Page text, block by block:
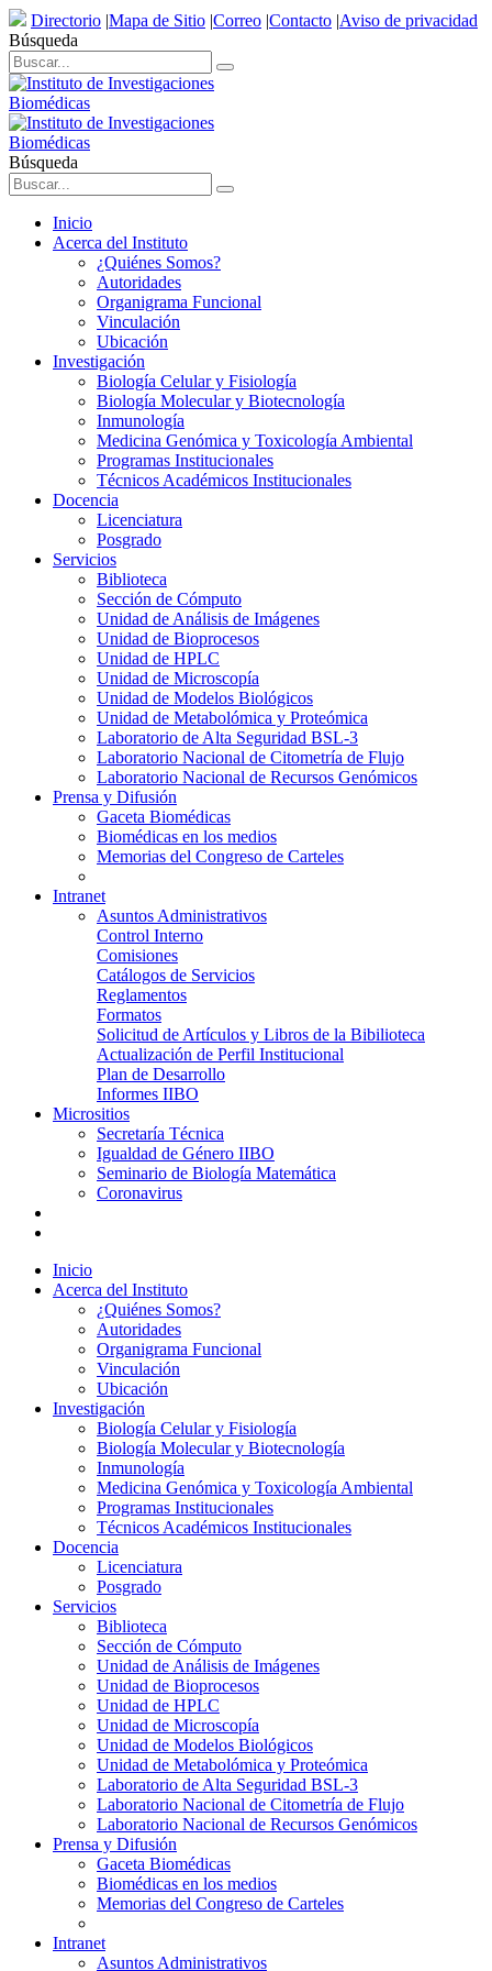
Directorio |Mapa de Sitio |Correo |Contacto |Aviso de privacidad
Búsqueda
Búsqueda
Inicio
Acerca del Instituto
¿Quiénes Somos?
Autoridades
Organigrama Funcional
Vinculación
Ubicación
Investigación
Biología Celular y Fisiología
Biología Molecular y Biotecnología
Inmunología
Medicina Genómica y Toxicología Ambiental
Programas Institucionales
Técnicos Académicos Institucionales
Docencia
Licenciatura
Posgrado
Servicios
Biblioteca
Sección de Cómputo
Unidad de Análisis de Imágenes
Unidad de Bioprocesos
Unidad de HPLC
Unidad de Microscopía
Unidad de Modelos Biológicos
Unidad de Metabolómica y Proteómica
Laboratorio de Alta Seguridad BSL-3
Laboratorio Nacional de Citometría de Flujo
Laboratorio Nacional de Recursos Genómicos
Prensa y Difusión
Gaceta Biomédicas
Biomédicas en los medios
Memorias del Congreso de Carteles
Intranet
Asuntos Administrativos
Control Interno
Comisiones
Catálogos de Servicios
Reglamentos
Formatos
Solicitud de Artículos y Libros de la Bibilioteca
Actualización de Perfil Institucional
Plan de Desarrollo
Informes IIBO
Micrositios
Secretaría Técnica
Igualdad de Género IIBO
Seminario de Biología Matemática
Coronavirus
Inicio
Acerca del Instituto
¿Quiénes Somos?
Autoridades
Organigrama Funcional
Vinculación
Ubicación
Investigación
Biología Celular y Fisiología
Biología Molecular y Biotecnología
Inmunología
Medicina Genómica y Toxicología Ambiental
Programas Institucionales
Técnicos Académicos Institucionales
Docencia
Licenciatura
Posgrado
Servicios
Biblioteca
Sección de Cómputo
Unidad de Análisis de Imágenes
Unidad de Bioprocesos
Unidad de HPLC
Unidad de Microscopía
Unidad de Modelos Biológicos
Unidad de Metabolómica y Proteómica
Laboratorio de Alta Seguridad BSL-3
Laboratorio Nacional de Citometría de Flujo
Laboratorio Nacional de Recursos Genómicos
Prensa y Difusión
Gaceta Biomédicas
Biomédicas en los medios
Memorias del Congreso de Carteles
Intranet
Asuntos Administrativos